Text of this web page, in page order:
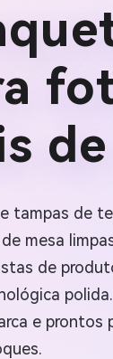
de
mesa
de
e